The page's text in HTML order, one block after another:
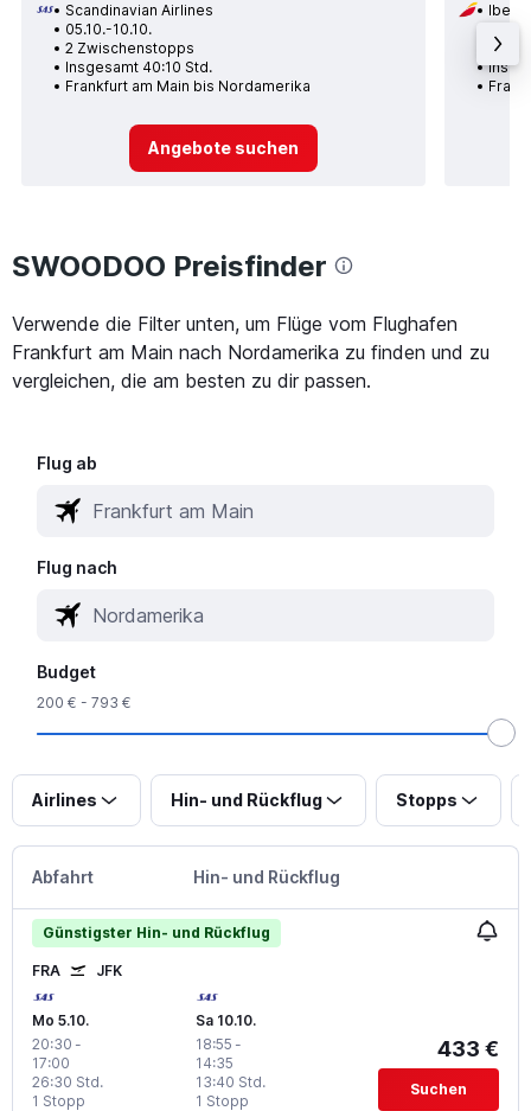
Scandinavian Airlines
05.10.-10.10.
2 Zwischenstopps
Insgesamt 40:10 Std.
Frankfurt am Main bis Nordamerika
Angebote suchen
Iberia
1
SWOODOO Preisfinder
Verwende die Filter unten, um Flüge vom Flughafen
Frankfurt am Main nach Nordamerika zu finden und zu
vergleichen, die am besten zu dir passen.
Flug ab
Flug nach
Budget
200 € - 793 €
Airlines Hin- und Rückflug Stopps
Abfahrt Hin- und Rückflug
Günstigster Hin- und Rückflug
FRA JFK
Mo 5.10.
20:30 -
17:00
1 Stopp
26:30 Std.
Sa 10.10.
18:55 -
14:35
1 Stopp
13:40 Std.
433 €
Suchen